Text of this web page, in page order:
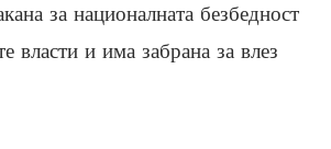
за националната безбедност
власти и има забрана за влез